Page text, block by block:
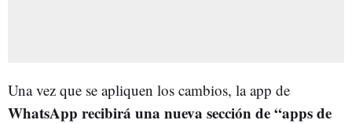
Una vez que se apliquen los cambios, la app de
WhatsApp recibirá una nueva sección de “apps de